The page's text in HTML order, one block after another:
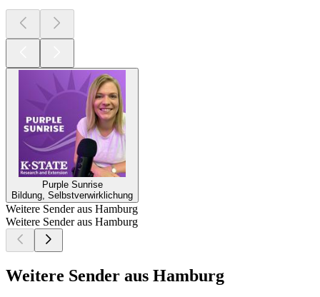
Purple Sunrise
Bildung, Selbstverwirklichung
Weitere Sender aus Hamburg
Weitere Sender aus Hamburg
Weitere Sender aus Hamburg